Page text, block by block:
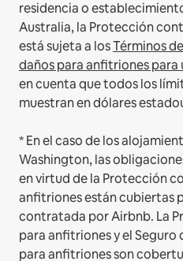
residencia o
Australia, la Protección
está sujeta a losTérminos
daños para anfitriones para
en cuenta que todos los
muestran en dólares
* En el caso de los
Washington, las
en virtud de la Protección
anfitriones están cubiertas
contratada por Airbnb. La
para anfitriones y el
para anfitriones son